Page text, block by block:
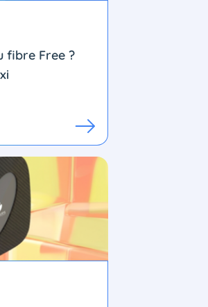
fibre Free ?